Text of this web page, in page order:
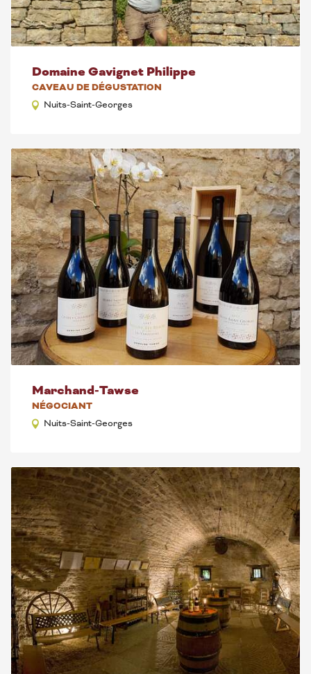
Domaine Gavignet Philippe
CAVEAU DE DÉGUSTATION
Nuits-Saint-Georges
Marchand-Tawse
NÉGOCIANT
Nuits-Saint-Georges